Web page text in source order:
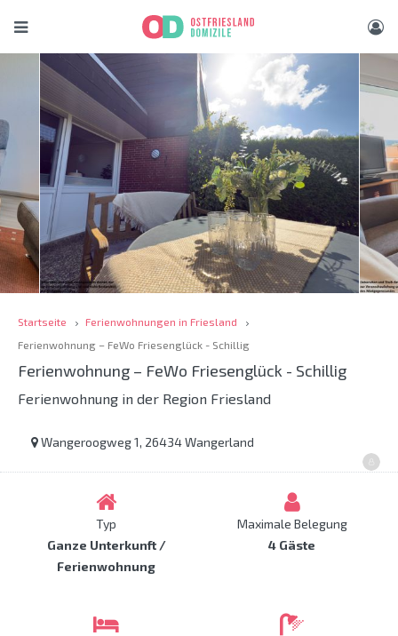
Startseite
Ferienwohnungen in Friesland
Ferienwohnung – FeWo Friesenglück - Schillig
Ferienwohnung – FeWo Friesenglück - Schillig
Ferienwohnung in der Region Friesland
Wangeroogweg 1, 26434 Wangerland
Typ
Ganze Unterkunft /
Ferienwohnung
Maximale Belegung
4 Gäste